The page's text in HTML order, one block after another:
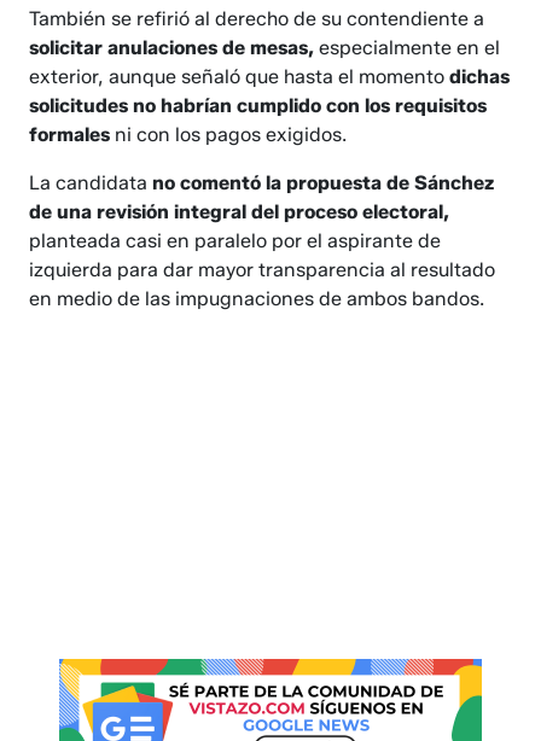
También se refirió al derecho de su contendiente a
solicitar anulaciones de mesas,especialmente en el
exterior, aunque señaló que hasta el momentodichas
solicitudes no habrían cumplido con los requisitos
formales ni con los pagos exigidos.
La candidata no comentó la propuesta de Sánchez
de una revisión integral del proceso electoral,
planteada casi en paralelo por el aspirante de
izquierda para dar mayor transparencia al resultado
en medio de las impugnaciones de ambos bandos.